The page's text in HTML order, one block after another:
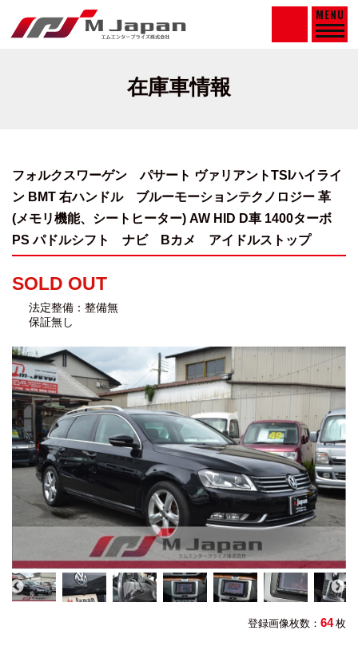
MENU
在庫車情報
フォルクスワーゲン パサート ヴァリアントTSIハイライ
ン BMT 右ハンドルブルーモーションテクノロジー 革
(メモリ機能、シートヒーター) AW HID D車 1400ターボ
PS パドルシフト ナビ Bカメ アイドルストップ
SOLD OUT
法定整備：整備無
保証無し
登録画像枚数： 64 枚